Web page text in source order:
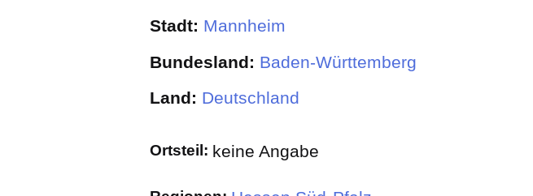
Stadt: Mannheim
Bundesland: Baden-Württemberg
Land: Deutschland
Ortsteil: keine Angabe